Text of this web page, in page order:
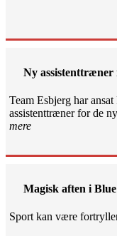
Ny assistenttræner
Team Esbjerg har
assistenttræner for de
mere
Magisk aften i
Sport kan være